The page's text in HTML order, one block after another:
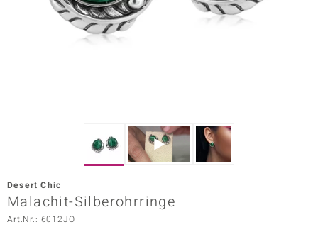
Vogue
Desert Chic
Malachit-Silberohrringe
Art.Nr.: 6012JO